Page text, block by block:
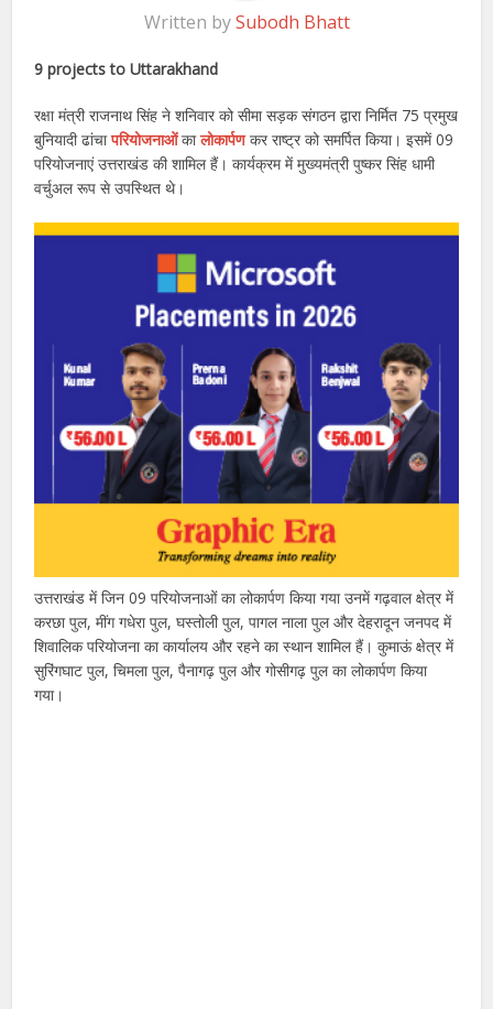
Written bySubodh Bhatt
9 projects to Uttarakhand
रक्षा मंत्री राजनाथ सिंह ने शनिवार को सीमा सड़क संगठन द्वारा निर्मित 75 प्रमुख
बुनियादी ढांचापरियोजनाओंकालोकार्पणकर राष्ट्र को समर्पित किया। इसमें 09
परियोजनाएं उत्तराखंड की शामिल हैं। कार्यक्रम में मुख्यमंत्री पुष्कर सिंह धामी
वर्चुअल रूप से उपस्थित थे।
उत्तराखंड में जिन 09 परियोजनाओं का लोकार्पण किया गया उनमें गढ़वाल क्षेत्र में
करछा पुल, मींग गधेरा पुल, घस्तोली पुल, पागल नाला पुल और देहरादून जनपद में
शिवालिक परियोजना का कार्यालय और रहने का स्थान शामिल हैं। कुमाऊं क्षेत्र में
सुरिंगघाट पुल, चिमला पुल, पैनागढ़ पुल और गोसीगढ़ पुल का लोकार्पण किया
गया।